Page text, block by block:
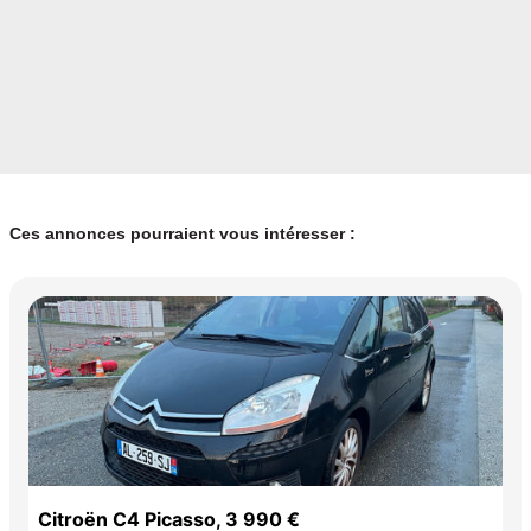
Ces annonces pourraient vous intéresser :
Citroën C4 Picasso, 3 990 €